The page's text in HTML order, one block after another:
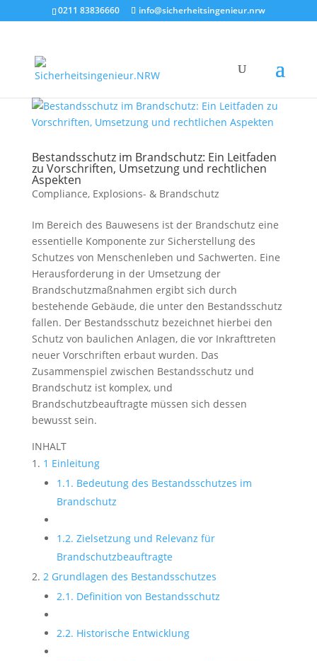
0211 83836660 info@sicherheitsingenieur.nrw
Bestandsschutz im Brandschutz: Ein Leitfaden
zu Vorschriften, Umsetzung und rechtlichen
Aspekten
Compliance, Explosions- & Brandschutz
Im Bereich des Bauwesens ist der Brandschutz eine
essentielle Komponente zur Sicherstellung des
Schutzes von Menschenleben und Sachwerten. Eine
Herausforderung in der Umsetzung der
Brandschutzmaßnahmen ergibt sich durch
bestehende Gebäude, die unter den Bestandsschutz
fallen. Der Bestandsschutz bezeichnet hierbei den
Schutz von baulichen Anlagen, die vor Inkrafttreten
neuer Vorschriften erbaut wurden. Das
Zusammenspiel zwischen Bestandsschutz und
Brandschutz ist komplex, und
Brandschutzbeauftragte müssen sich dessen
bewusst sein.
INHALT
1 Einleitung
1.1. Bedeutung des Bestandsschutzes im
Brandschutz
1.2. Zielsetzung und Relevanz für
Brandschutzbeauftragte
2 Grundlagen des Bestandsschutzes
2.1. Definition von Bestandsschutz
2.2. Historische Entwicklung